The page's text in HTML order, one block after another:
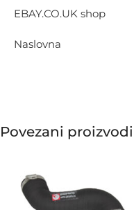
EBAY.CO.UK shop
Naslovna
Povezani proizvodi